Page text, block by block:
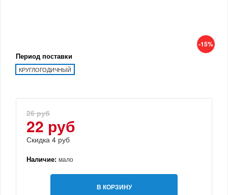
-15%
Период поставки
КРУГЛОГОДИЧНЫЙ
26 руб
22 руб
Скидка 4 руб
Наличие: мало
В КОРЗИНУ